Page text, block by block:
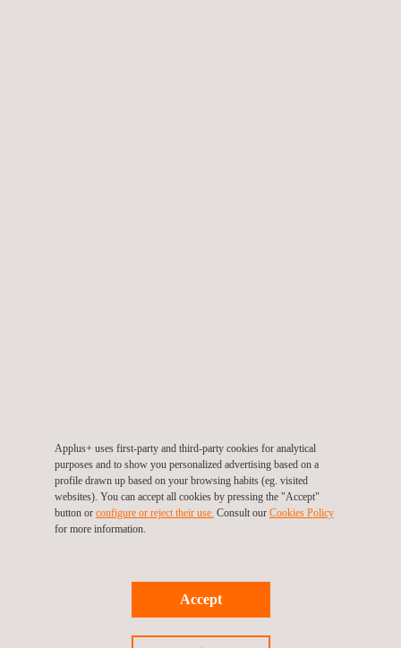
Applus+ uses first-party and third-party cookies for analytical
purposes and to show you personalized advertising based on a
profile drawn up based on your browsing habits (eg. visited
websites). You can accept all cookies by pressing the "Accept"
button or configure or reject their use. Consult our Cookies Policy
for more information.
Accept